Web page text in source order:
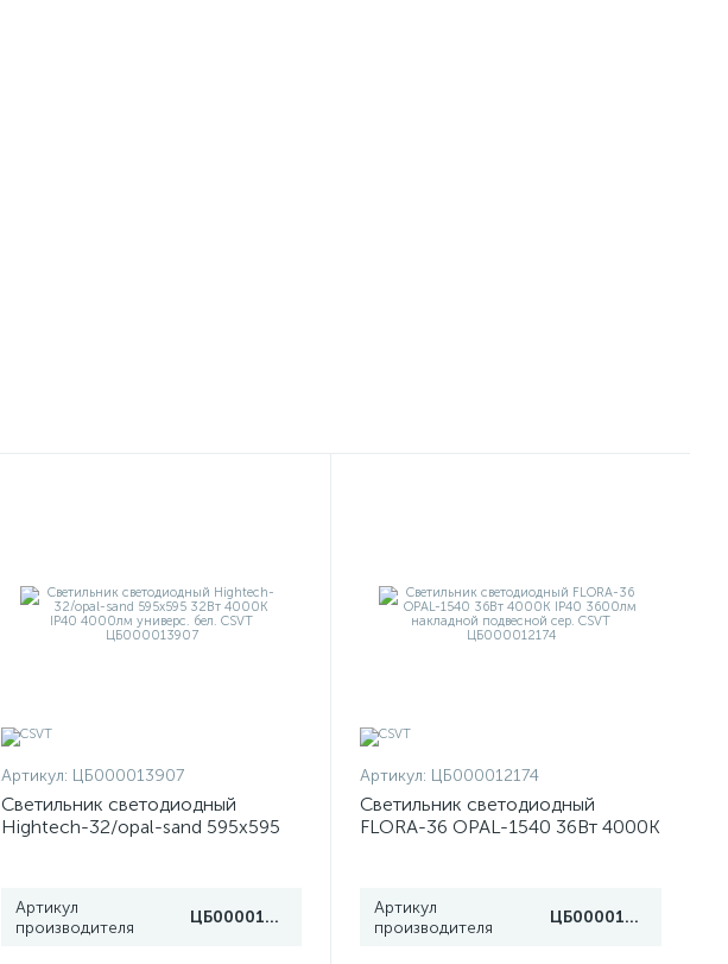
Артикул: ЦБ000013907
Светильник светодиодный
Hightech-32/opal-sand 595х595
Артикул
производителя
ЦБ000013907
Артикул: ЦБ000012174
Светильник светодиодный
FLORA-36 OPAL-1540 36Вт 4000К
Артикул
производителя
ЦБ000012174